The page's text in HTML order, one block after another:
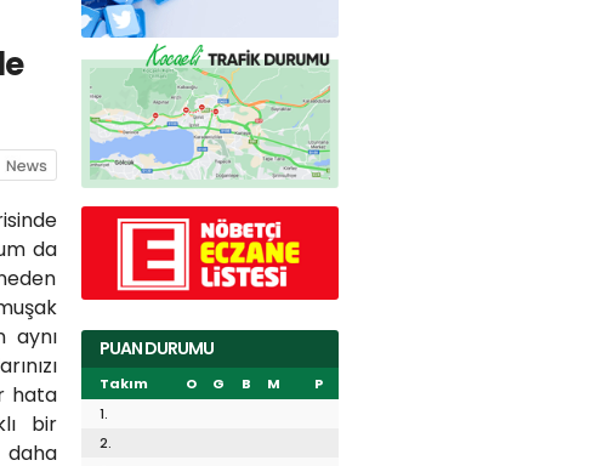
da
aynı
hata
bir
daha
PUAN DURUMU
Takım O G B M
P
1.
2.